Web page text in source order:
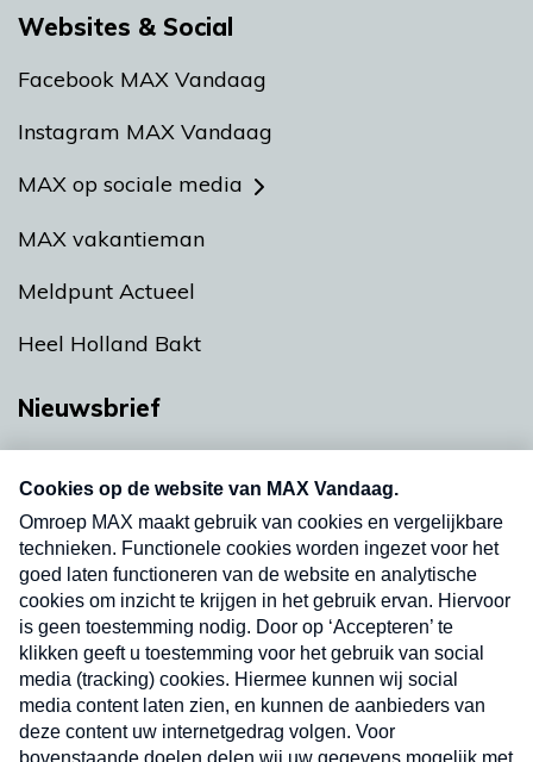
Websites & Social
Facebook MAX Vandaag
Instagram MAX Vandaag
MAX op sociale media
MAX vakantieman
Meldpunt Actueel
Heel Holland Bakt
Nieuwsbrief
nieuwsbrief. Elke vrijdag- en dinsdagochtend in
uw mailbox.
Verzend